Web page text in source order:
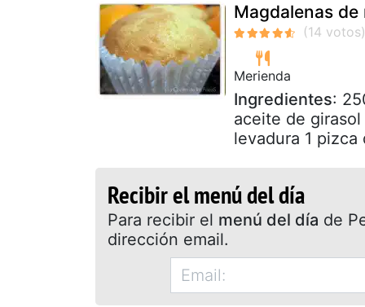
Magdalenas
Merienda
Ingredientes:
aceite de
levadura 1 pizca
Recibir el menú del día
Para recibir el menú del día de
dirección email.